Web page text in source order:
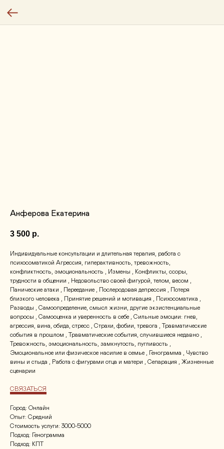
Анферова Екатерина
3 500 р.
Индивидуальные консультации и длительная терапия, работа с
психосоматикой Агрессия, гиперактивность, тревожность,
конфликтность, эмоциональность , Измены , Конфликты, ссоры,
трудности в общении , Недовольство своей фигурой, телом, весом ,
Панические атаки , Переедание , Послеродовая депрессия , Потеря
близкого человека , Принятие решений и мотивация , Психосоматика ,
Разводы , Самоопределение, смысл жизни, другие экзистенциальные
вопросы , Самооценка и уверенность в себе , Сильные эмоции: гнев,
агрессия, вина, обида, стресс , Страхи, фобии, тревога , Травматические
события в прошлом , Травматические события, случившиеся недавно ,
Тревожность, эмоциональность, замкнутость, пугливость ,
Эмоциональное или физическое насилие в семье , Генограмма , Чувство
вины и стыда , Работа с фигурами отца и матери , Сепарация , Жизненные
сценарии
СВЯЗАТЬСЯ
Город: Онлайн
Опыт: Средний
Стоимость услуги: 3000-5000
Подход: Генограмма
Подход: КПТ